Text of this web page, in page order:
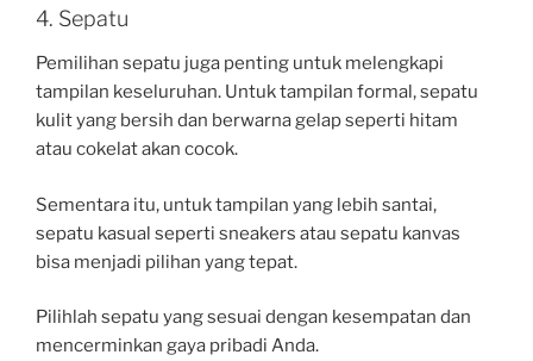
4. Sepatu
Pemilihan sepatu juga penting untuk melengkapi
tampilan keseluruhan. Untuk tampilan formal, sepatu
kulit yang bersih dan berwarna gelap seperti hitam
atau cokelat akan cocok.
Sementara itu, untuk tampilan yang lebih santai,
sepatu kasual seperti sneakers atau sepatu kanvas
bisa menjadi pilihan yang tepat.
Pilihlah sepatu yang sesuai dengan kesempatan dan
mencerminkan gaya pribadi Anda.